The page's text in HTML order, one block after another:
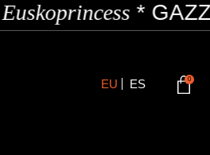
*GAZZI
EU ES 0